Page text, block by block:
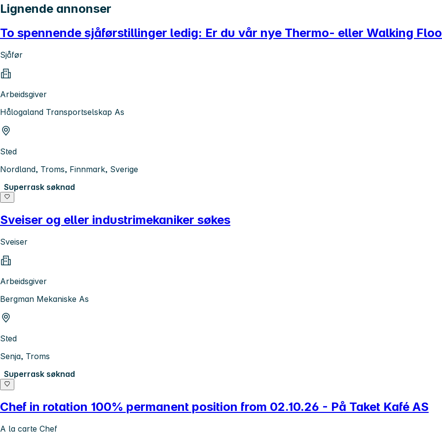
Lignende annonser
To spennende sjåførstillinger ledig: Er du vår nye Thermo- eller Walking
Sjåfør
Arbeidsgiver
Hålogaland Transportselskap As
Sted
Nordland, Troms, Finnmark, Sverige
Superrask søknad
Sveiser og eller industrimekaniker søkes
Sveiser
Arbeidsgiver
Bergman Mekaniske As
Sted
Senja, Troms
Superrask søknad
Chef in rotation 100% permanent position from 02.10.26 - På Taket Kafé AS
A la carte Chef